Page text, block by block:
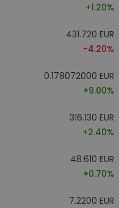
+1.20%
431.720 EUR
-4.20%
0.178072000 EUR
+9.00%
316.130 EUR
+2.40%
48.610 EUR
+0.70%
7.2200 EUR